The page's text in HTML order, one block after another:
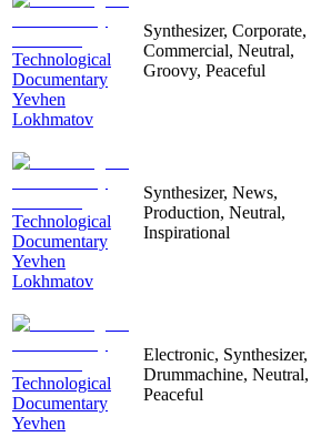
Technological
Documentary
Yevhen
Lokhmatov
Synthesizer, Corporate,
Commercial, Neutral,
Groovy, Peaceful
Technological
Documentary
Yevhen
Lokhmatov
Synthesizer, News,
Production, Neutral,
Inspirational
Technological
Documentary
Yevhen
Electronic, Synthesizer,
Drummachine, Neutral,
Peaceful